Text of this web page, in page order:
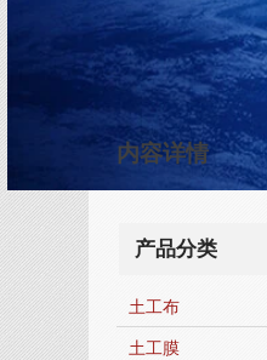
内容详情
产品分类
土工布
土工膜